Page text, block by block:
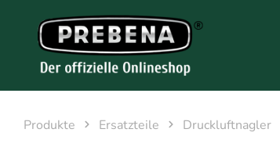
Produkte Ersatzteile Druckluftnagler